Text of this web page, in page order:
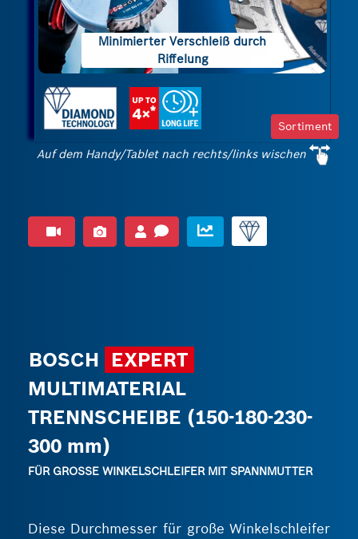
Diamantkörnung freigelegt
Für eine maximal starke Verbindung
sind die Segmente per Lasertechnik
auf einen harten Stahlkörper
geschweißt, was eine dauerhafte und
sehr zuverlässige Schweißnaht ergibt
Benutzer sparen dank X-LOCK-
Minimierter Verschleiß durch
Riffelung
Sortiment
Auf dem Handy/Tablet nach rechts/links wischen
BOSCH EXPERT
MULTIMATERIAL
TRENNSCHEIBE (150-180-230-
300 mm)
FÜR GROSSE WINKELSCHLEIFER MIT SPANNMUTTER
Diese Durchmesser für große Winkelschleifer